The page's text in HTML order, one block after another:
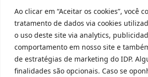
Ao clicar em “Aceitar os cookies”, você
tratamento de dados via cookies
o uso deste site via analytics,
comportamento em nosso site e
de estratégias de marketing do IDP.
finalidades são opcionais. Caso se
Consulte aqui o cadastro da
MEC